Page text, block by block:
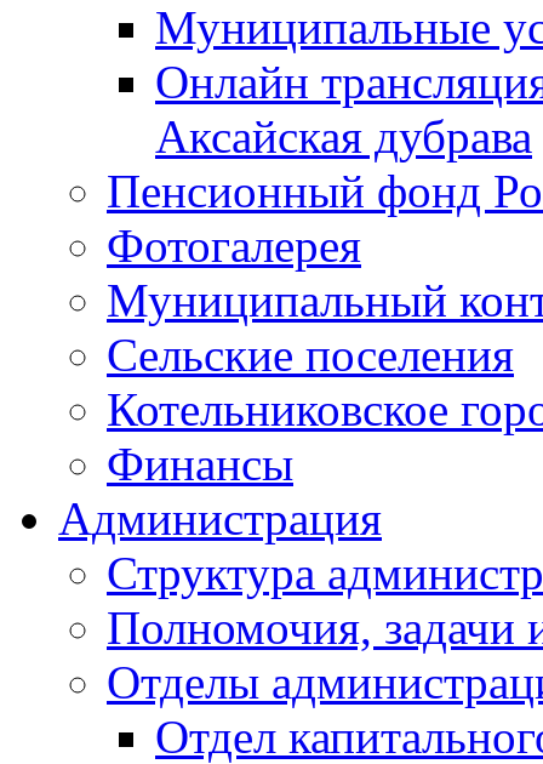
Муниципальные
Онлайн
Аксайская дубрава
Пенсионный фонд
Фотогалерея
Муниципальный
Сельские поселения
Котельниковское
Финансы
Администрация
Структура
Полномочия, задачи
Отделы
Отдел